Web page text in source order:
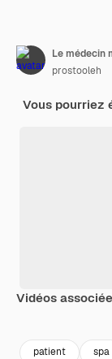
Le médecin
prostooleh
Vous pourriez
Vidéos
patient spa